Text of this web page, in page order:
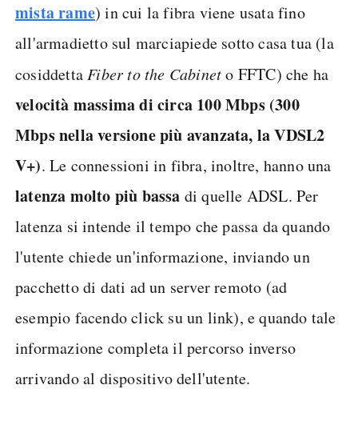
mista rame) in cui la fibra viene usata fino
all'armadietto sul marciapiede sotto casa tua (la
cosiddettaFiber to the Cabineto FFTC) che ha
velocità massima di circa 100 Mbps (300
Mbps nella versione più avanzata, la VDSL2
V+). Le connessioni in fibra, inoltre, hanno una
latenza molto più bassa di quelle ADSL. Per
latenza si intende il tempo che passa da quando
l'utente chiede un'informazione, inviando un
pacchetto di dati ad un server remoto (ad
esempio facendo click su un link), e quando tale
informazione completa il percorso inverso
arrivando al dispositivo dell'utente.